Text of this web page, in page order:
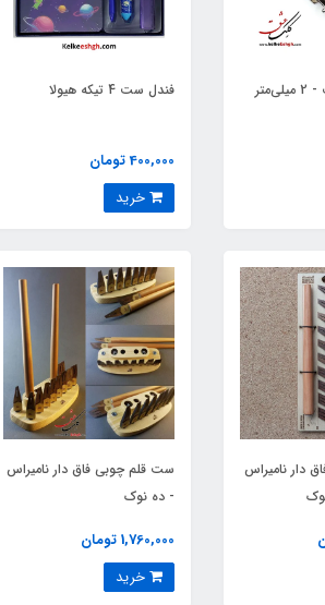
فندل ست 4 تیکه هیولا
400,000 تومان
دار نامیراس
ست قلم چوبی فاق دار نامیراس
- ده نوک
1,760,000 تومان